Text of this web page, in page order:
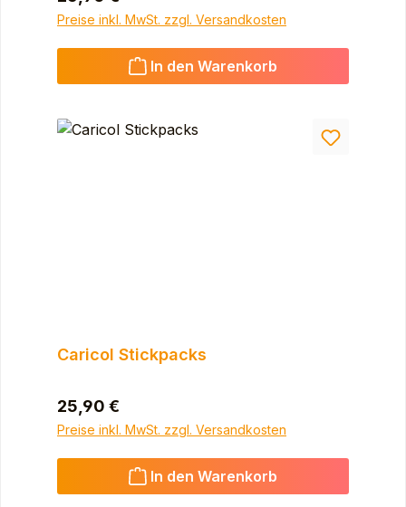
Preise inkl. MwSt. zzgl. Versandkosten
In den Warenkorb
Caricol Stickpacks
Regulärer Preis:
25,90 €
Preise inkl. MwSt. zzgl. Versandkosten
In den Warenkorb